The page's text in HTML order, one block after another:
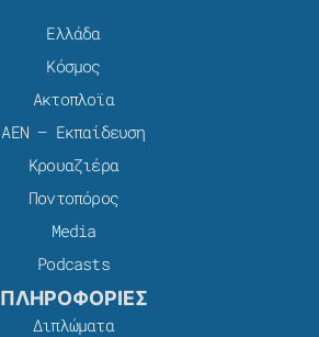
Ελλάδα
Κόσμος
Ακτοπλοϊα
ΑΕΝ – Εκπαίδευση
Κρουαζιέρα
Ποντοπόρος
Media
Podcasts
ΠΛΗΡΟΦΟΡΙΕΣ
Διπλώματα